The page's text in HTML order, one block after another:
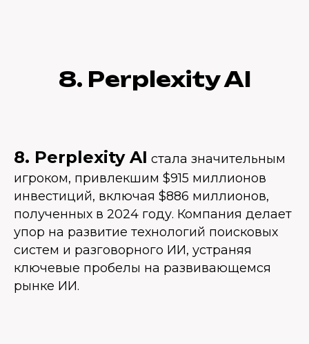
8. Perplexity AI
8. Perplexity AI стала значительным
игроком, привлекшим $915 миллионов
инвестиций, включая $886 миллионов,
полученных в 2024 году. Компания делает
упор на развитие технологий поисковых
систем и разговорного ИИ, устраняя
ключевые пробелы на развивающемся
рынке ИИ.